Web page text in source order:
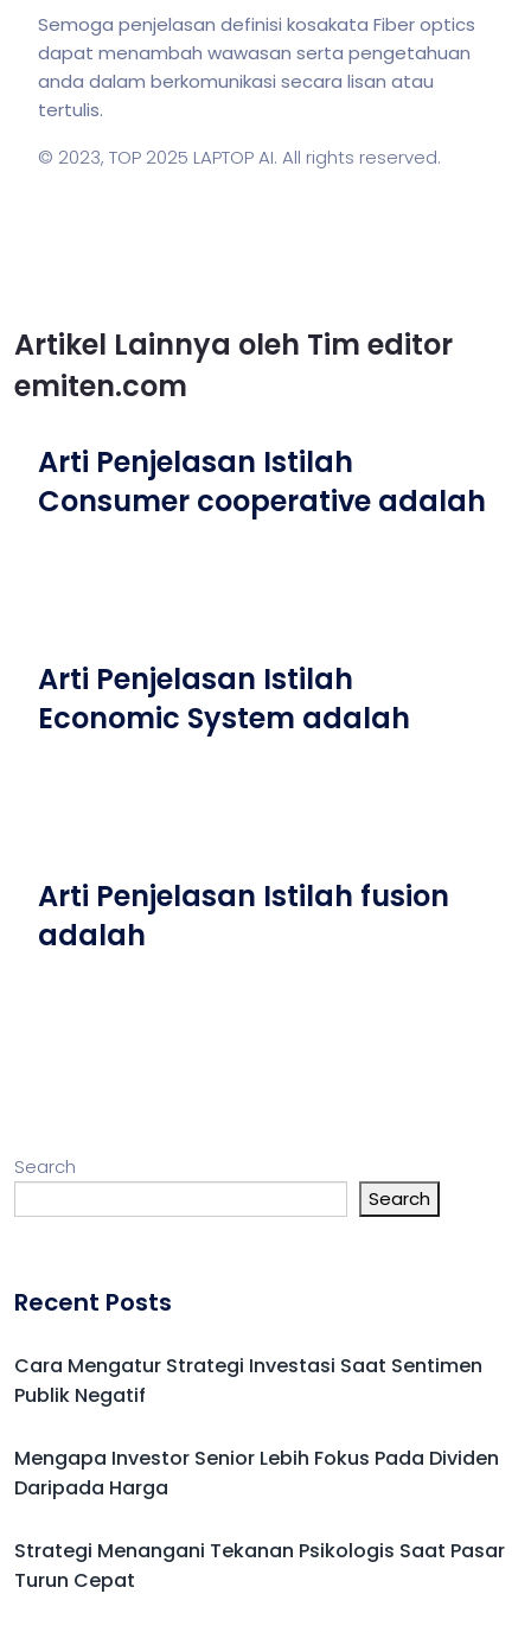
Semoga penjelasan definisi kosakata Fiber optics
dapat menambah wawasan serta pengetahuan
anda dalam berkomunikasi secara lisan atau
tertulis.
© 2023, TOP 2025 LAPTOP AI. All rights reserved.
Artikel Lainnya oleh Tim editor
emiten.com
Arti Penjelasan Istilah
Consumer cooperative adalah
Arti Penjelasan Istilah
Economic System adalah
Arti Penjelasan Istilah fusion
adalah
Search
Search
Recent Posts
Cara Mengatur Strategi Investasi Saat Sentimen
Publik Negatif
Mengapa Investor Senior Lebih Fokus Pada Dividen
Daripada Harga
Strategi Menangani Tekanan Psikologis Saat Pasar
Turun Cepat